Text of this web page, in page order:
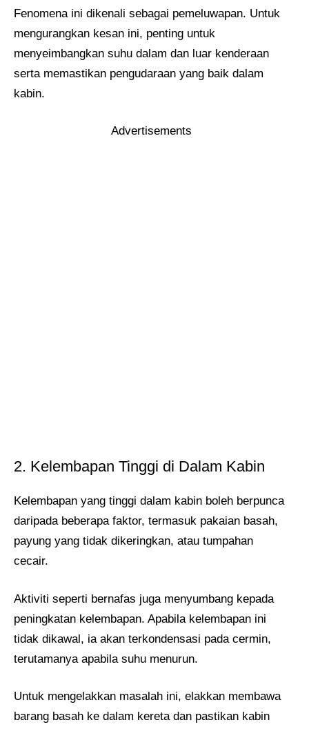
Fenomena ini dikenali sebagai pemeluwapan. Untuk
mengurangkan kesan ini, penting untuk
menyeimbangkan suhu dalam dan luar kenderaan
serta memastikan pengudaraan yang baik dalam
kabin.
Advertisements
2. Kelembapan Tinggi di Dalam Kabin
Kelembapan yang tinggi dalam kabin boleh berpunca
daripada beberapa faktor, termasuk pakaian basah,
payung yang tidak dikeringkan, atau tumpahan
cecair.
Aktiviti seperti bernafas juga menyumbang kepada
peningkatan kelembapan. Apabila kelembapan ini
tidak dikawal, ia akan terkondensasi pada cermin,
terutamanya apabila suhu menurun.
Untuk mengelakkan masalah ini, elakkan membawa
barang basah ke dalam kereta dan pastikan kabin